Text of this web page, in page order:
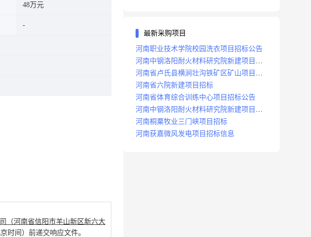
48万元
（河南省信阳市羊山新区新六大
时间）前递交响应文件。
最新采购项目
河南职业技术学院校园洗衣项目招标公告
河南中钢洛阳耐火材料研究院新建项目招
标
河南省卢氏县横涧壮沟铁矿区矿山项目招
标公告
河南省六院新建项目招标
河南省体育综合训练中心项目招标公告
河南中钢洛阳耐火材料研究院新建项目招
标
河南桐粟牧业三门峡项目招标
河南获嘉微风发电项目招标信息